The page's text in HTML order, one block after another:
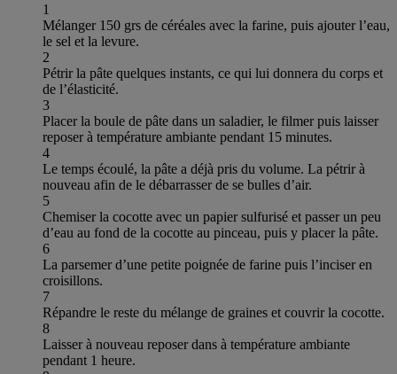
1
Mélanger 150 grs de céréales avec la farine, puis ajouter l’eau,
le sel et la levure.
2
Pétrir la pâte quelques instants, ce qui lui donnera du corps et
de l’élasticité.
3
Placer la boule de pâte dans un saladier, le filmer puis laisser
reposer à température ambiante pendant 15 minutes.
4
Le temps écoulé, la pâte a déjà pris du volume. La pétrir à
nouveau afin de le débarrasser de se bulles d’air.
5
Chemiser la cocotte avec un papier sulfurisé et passer un peu
d’eau au fond de la cocotte au pinceau, puis y placer la pâte.
6
La parsemer d’une petite poignée de farine puis l’inciser en
croisillons.
7
Répandre le reste du mélange de graines et couvrir la cocotte.
8
Laisser à nouveau reposer dans à température ambiante
pendant 1 heure.